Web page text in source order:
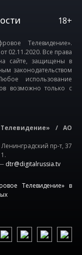
18+
Телевидение».
02.11.2020. Все права
сайте, защищены в
законодательством
использование
возможно только с
/ АО
пр-т, 37
dtr@digitalrussia.tv
Телевидение» в